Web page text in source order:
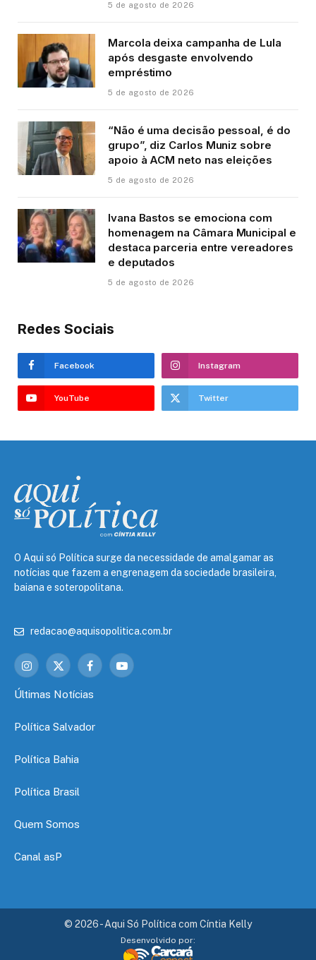
5 de agosto de 2026
Marcola deixa campanha de Lula
após desgaste envolvendo
empréstimo
5 de agosto de 2026
“Não é uma decisão pessoal, é do
grupo”, diz Carlos Muniz sobre
apoio à ACM neto nas eleições
5 de agosto de 2026
Ivana Bastos se emociona com
homenagem na Câmara Municipal e
destaca parceria entre vereadores
e deputados
5 de agosto de 2026
Redes Sociais
Facebook Instagram
YouTube Twitter
O Aqui só Política surge da necessidade de amalgamar as
notícias que fazem a engrenagem da sociedade brasileira,
baiana e soteropolitana.
redacao@aquisopolitica.com.br
Instagram
X
FacebookYouTube
Últimas Notícias
Política Salvador
Política Bahia
Política Brasil
Quem Somos
Canal asP
© 2026 - Aqui Só Política com Cíntia Kelly
Desenvolvido por: